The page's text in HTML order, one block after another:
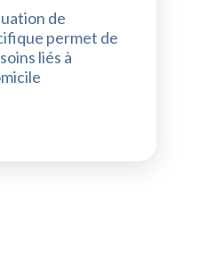
de
permet de
liés à